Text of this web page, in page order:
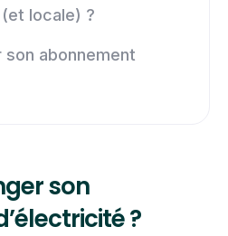
locale) ?
abonnement
son
?